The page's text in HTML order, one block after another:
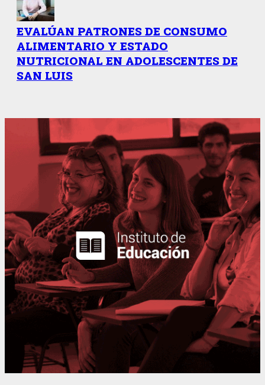
EVALÚAN PATRONES DE CONSUMO
ALIMENTARIO Y ESTADO
NUTRICIONAL EN ADOLESCENTES DE
SAN LUIS